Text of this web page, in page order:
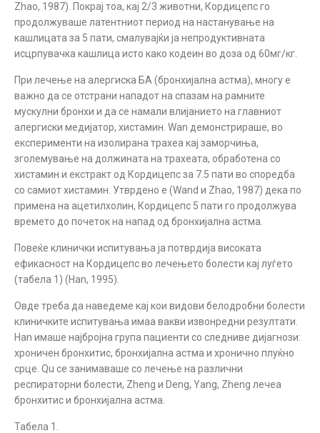
Zhao, 1987). Покрај тоа, кај 2/3 животни, Кордицепс го
продолжуваше латентниот период на настанување на
кашлицата за 5 пати, смалувајќи ја непродуктивната
исцрпувачка кашлица исто како кодеин во доза од 60мг/кг.
При лечење на алергиска БА (бронхијална астма), многу е
важно да се отстрани нападот на спазам на рамните
мускулни бронхи и да се намали влијанието на главниот
алергиски медијатор, хистамин. Wan демонстрираше, во
експерименти на изолирана трахеа кај заморчиња,
зголемување на должината на трахеата, обработена со
хистамин и екстракт од Кордицепс за 7.5 пати во споредба
со самиот хистамин. Утврдено е (Wand и Zhao, 1987) дека по
примена на ацетилхолин, Кордицепс 5 пати го продолжува
времето до почеток на напад од бронхијална астма.
Повеќе клинички испитувања ја потврдија високата
ефикасност на Кордицепс во лечењето болести кај луѓето
(табела 1) (Han, 1995).
Овде треба да наведеме кај кои видови белодробни болести
клиничките испитувања имаа вакви извонредни резултати.
Han имаше најбројна група пациенти со следниве дијагнози:
хроничен бронхитис, бронхијална астма и хронично плуќно
срце. Qu се занимаваше со лечење на различни
респираторни болести, Zheng и Deng, Yang, Zheng лечеа
бронхитис и бронхијална астма.
Табела 1.